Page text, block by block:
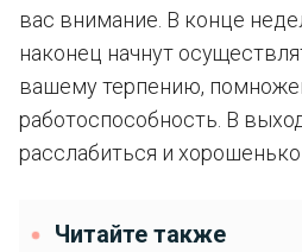
вас внимание. В конце
наконец начнут
вашему терпению,
работоспособность. В
расслабиться и хорошенько
Читайте также